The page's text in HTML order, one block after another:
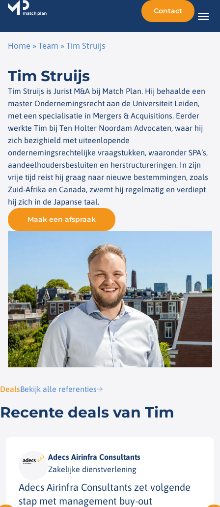
Contact
Home »Team »Tim Struijs
Tim Struijs
Tim Struijs is Jurist M&A bij Match Plan. Hij behaalde een
master Ondernemingsrecht aan de Universiteit Leiden,
met een specialisatie in Mergers & Acquisitions. Eerder
werkte Tim bij Ten Holter Noordam Advocaten, waar hij
zich bezighield met uiteenlopende
ondernemingsrechtelijke vraagstukken, waaronder SPA’s,
aandeelhoudersbesluiten en herstructureringen. In zijn
vrije tijd reist hij graag naar nieuwe bestemmingen, zoals
Zuid-Afrika en Canada, zwemt hij regelmatig en verdiept
hij zich in de Japanse taal.
Maak een afspraak
DealsBekijk alle referenties
Recente deals van Tim
Adecs Airinfra Consultants
Zakelijke dienstverlening
Adecs Airinfra Consultants zet volgende
stap met management buy-out